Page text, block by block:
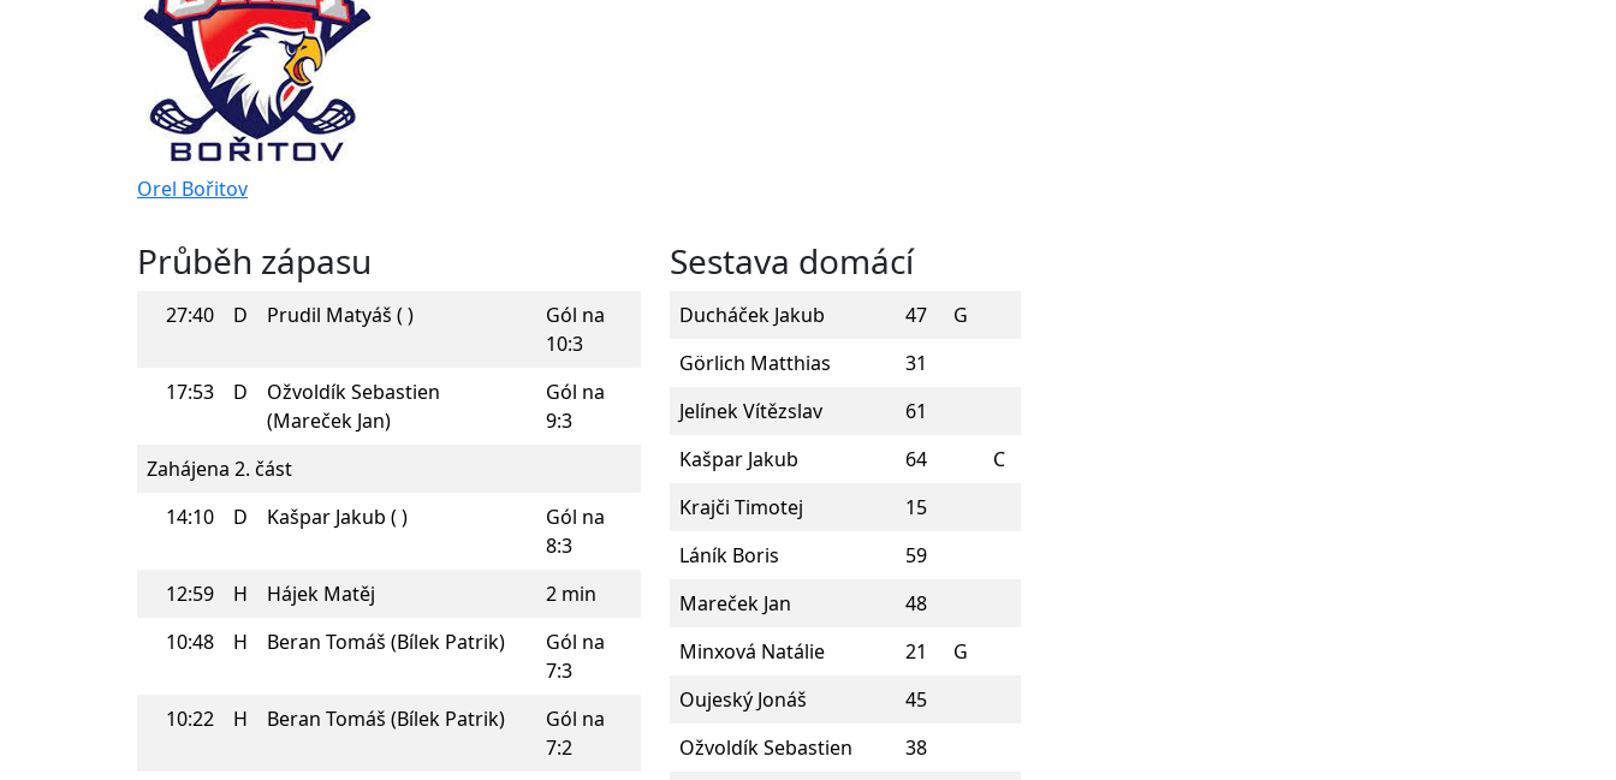
Orel Bořitov
Průběh zápasu
27:40 D Prudil Matyáš ( )
Gól na
10:3
17:53
D
Ožvoldík Sebastien
(Mareček Jan)
Gól na
9:3
Zahájena 2. část
14:10
D Kašpar Jakub ( )
Gól na
8:3
12:59
H Hájek Matěj
2 min
10:48
H Beran Tomáš (Bílek Patrik)
Gól na
7:3
10:22
H Beran Tomáš (Bílek Patrik)
Gól na
7:2
Sestava domácí
Ducháček Jakub 47
G
Görlich Matthias
31
Jelínek Vítězslav
61
Kašpar Jakub
64
C
Krajči Timotej
15
Láník Boris
59
Mareček Jan
48
Minxová Natálie
21
G
Oujeský Jonáš
45
Ožvoldík Sebastien
38